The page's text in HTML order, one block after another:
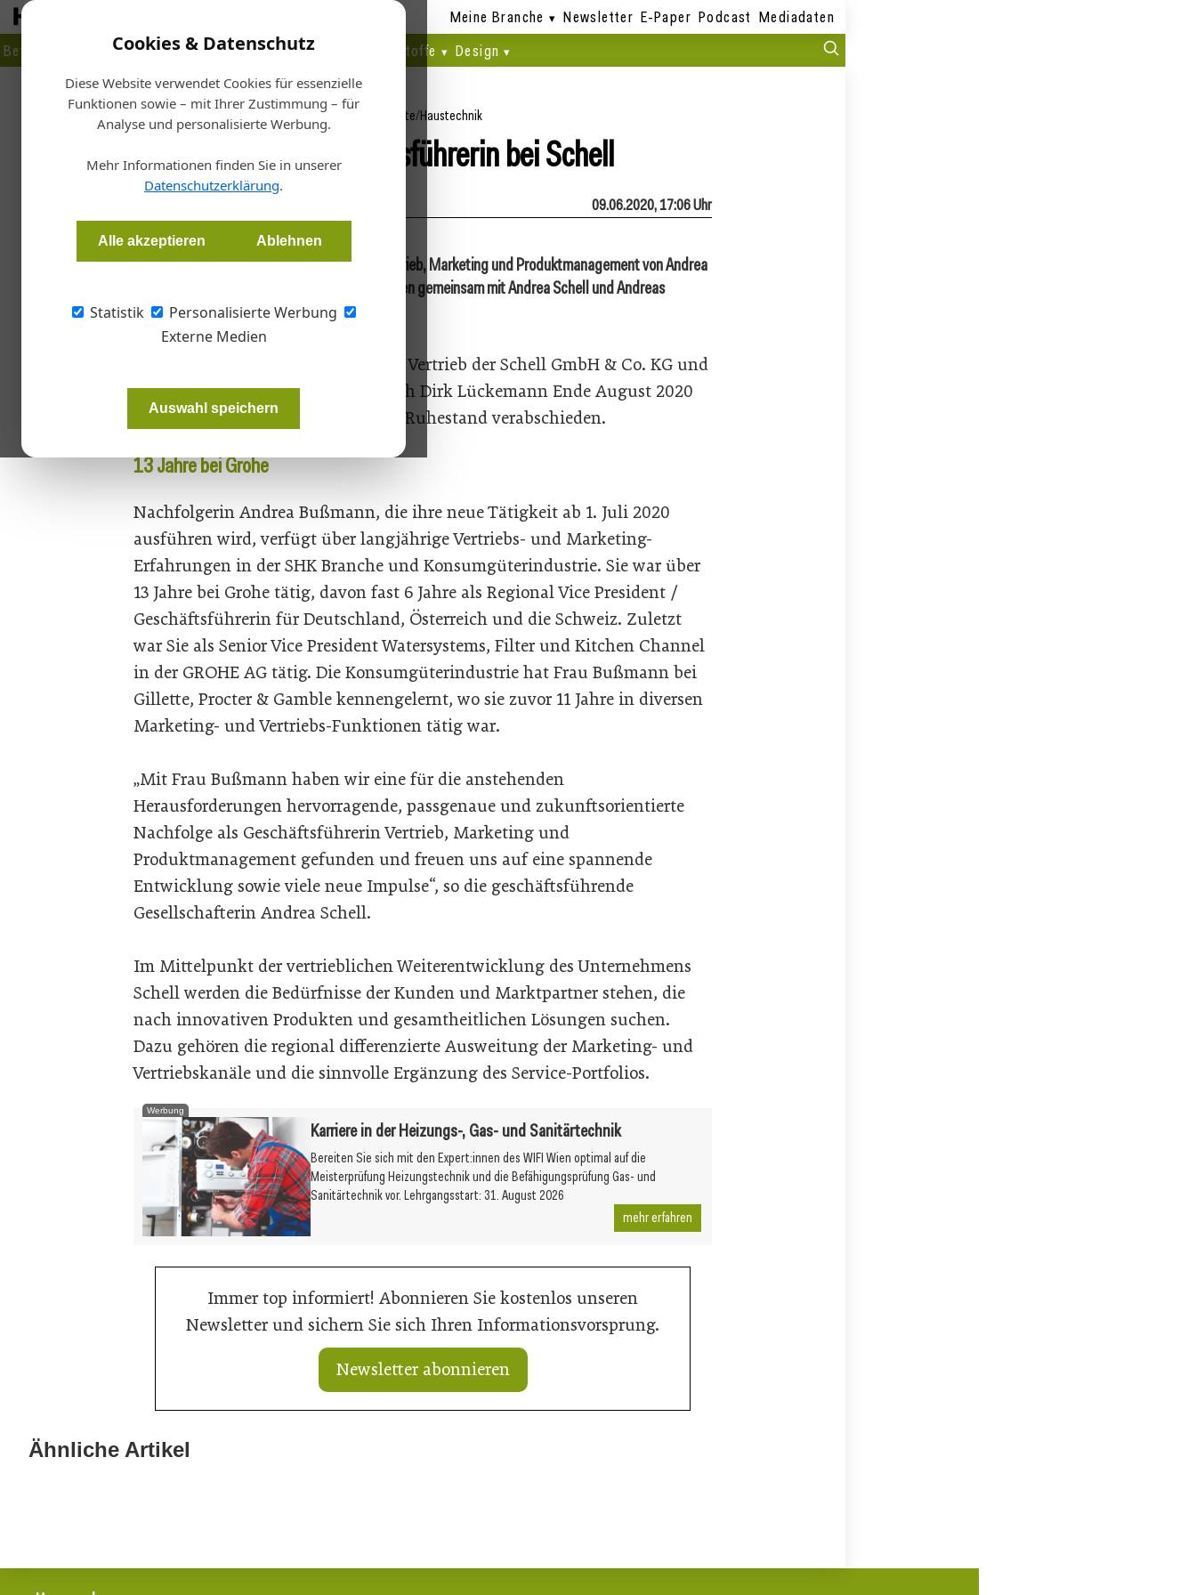
Cookies & Datenschutz
Diese Website verwendet Cookies für essenzielle
Funktionen sowie – mit Ihrer Zustimmung – für
Analyse und personalisierte Werbung.
Mehr Informationen finden Sie in unserer
Datenschutzerklärung.
Alle akzeptieren Ablehnen
Statistik
Personalisierte Werbung
Externe Medien
Auswahl speichern
Meine Branche Newsletter E-Paper Podcast Mediadaten
Betrieb
Planen Bauen Fertigen Bau- + Werkstoffe Design
Startseite/Haustechnik
Neue Geschäftsführerin bei Schell
09.06.2020, 17:06 Uhr
Dirk Lückemann wird als Bereichsleiter für Vertrieb, Marketing und Produktmanagement von Andrea
Bußmann ersetzt. Sie wird nun das Unternehmen gemeinsam mit Andrea Schell und Andreas
Ueberschär führen.
Nach 24 Jahren als Geschäftsführer Vertrieb der Schell GmbH & Co. KG und
vollendetem 65. Lebensjahr wird sich Dirk Lückemann Ende August 2020
nach erfolgreicher Tätigkeit in den Ruhestand verabschieden.
13 Jahre bei Grohe
Nachfolgerin Andrea Bußmann, die ihre neue Tätigkeit ab 1. Juli 2020
ausführen wird, verfügt über langjährige Vertriebs- und Marketing-
Erfahrungen in der SHK Branche und Konsumgüterindustrie. Sie war über
13 Jahre bei Grohe tätig, davon fast 6 Jahre als Regional Vice President /
Geschäftsführerin für Deutschland, Österreich und die Schweiz. Zuletzt
war Sie als Senior Vice President Watersystems, Filter und Kitchen Channel
in der GROHE AG tätig. Die Konsumgüterindustrie hat Frau Bußmann bei
Gillette, Procter & Gamble kennengelernt, wo sie zuvor 11 Jahre in diversen
Marketing- und Vertriebs-Funktionen tätig war.
„Mit Frau Bußmann haben wir eine für die anstehenden
Herausforderungen hervorragende, passgenaue und zukunftsorientierte
Nachfolge als Geschäftsführerin Vertrieb, Marketing und
Produktmanagement gefunden und freuen uns auf eine spannende
Entwicklung sowie viele neue Impulse“, so die geschäftsführende
Gesellschafterin Andrea Schell.
Im Mittelpunkt der vertrieblichen Weiterentwicklung des Unternehmens
Schell werden die Bedürfnisse der Kunden und Marktpartner stehen, die
nach innovativen Produkten und gesamtheitlichen Lösungen suchen.
Dazu gehören die regional differenzierte Ausweitung der Marketing- und
Vertriebskanäle und die sinnvolle Ergänzung des Service-Portfolios.
Werbung
Karriere in der Heizungs-, Gas- und Sanitärtechnik
Bereiten Sie sich mit den Expert:innen des WIFI Wien optimal auf die
Meisterprüfung Heizungstechnik und die Befähigungsprüfung Gas- und
Sanitärtechnik vor. Lehrgangsstart: 31. August 2026
mehr erfahren
Immer top informiert! Abonnieren Sie kostenlos unseren
Newsletter und sichern Sie sich Ihren Informationsvorsprung.
Newsletter abonnieren
Ähnliche Artikel
21. Juli 2026